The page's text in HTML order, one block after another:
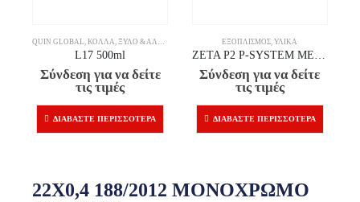
QUIN GLOBAL,ΚΌΛΛΑ,ΞΎΛΟ & ΆΛΛΑ ΥΛΙΚΆ
L17 500ml
Σύνδεση για να δείτε
τις τιμές
ΔΙΑΒΆΣΤΕ ΠΕΡΙΣΣΌΤΕΡΑ
ΕΞΟΠΛΙΣΜΌΣ,ΥΛΙΚΆ
ZETA P2 P-SYSTEM ΜΕ ΔΙΣΚΟ DP (ΔΙΑΜΑΝΤΙ)
Σύνδεση για να δείτε
τις τιμές
ΔΙΑΒΆΣΤΕ ΠΕΡΙΣΣΌΤΕΡΑ
22X0,4 188/2012 ΜΟΝΟΧΡΩΜΟ